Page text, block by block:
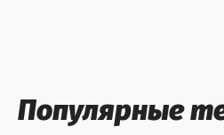
Популярные